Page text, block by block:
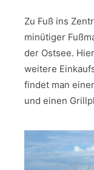
Zu Fuß ins
minütiger
der Ostsee.
weitere
findet man
und einen